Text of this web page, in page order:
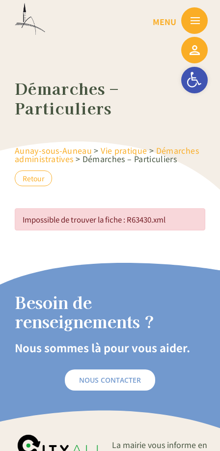
Ouvrir la
Démarches –
Particuliers
Aunay-sous-Auneau >Vie pratique>Démarches
administratives > Démarches – Particuliers
Retour
Impossible de trouver la fiche : R63430.xml
Besoin de
renseignements ?
Nous sommes là pour vous aider.
NOUS CONTACTER
La mairie vous informe en